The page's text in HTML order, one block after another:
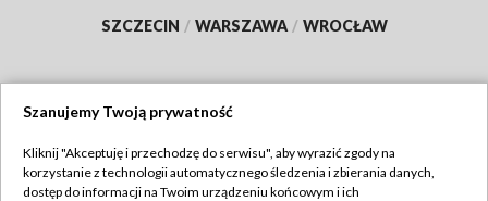
SZCZECIN / WARSZAWA / WROCŁAW
TVP
Szanujemy Twoją prywatność
Kliknij "Akceptuję i przechodzę do serwisu", aby wyrazić zgody na
korzystanie z technologii automatycznego śledzenia i zbierania danych,
dostęp do informacji na Twoim urządzeniu końcowym i ich